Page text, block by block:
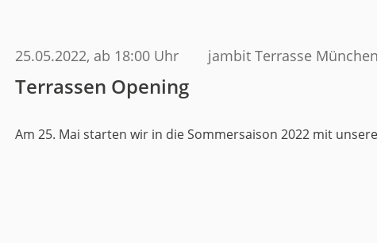
Armenien
Jobs bei jambit
25.05.2022, ab 18:00 Uhr jambit Terrasse München
Terrassen Opening
Am 25. Mai starten wir in die Sommersaison 2022 mit